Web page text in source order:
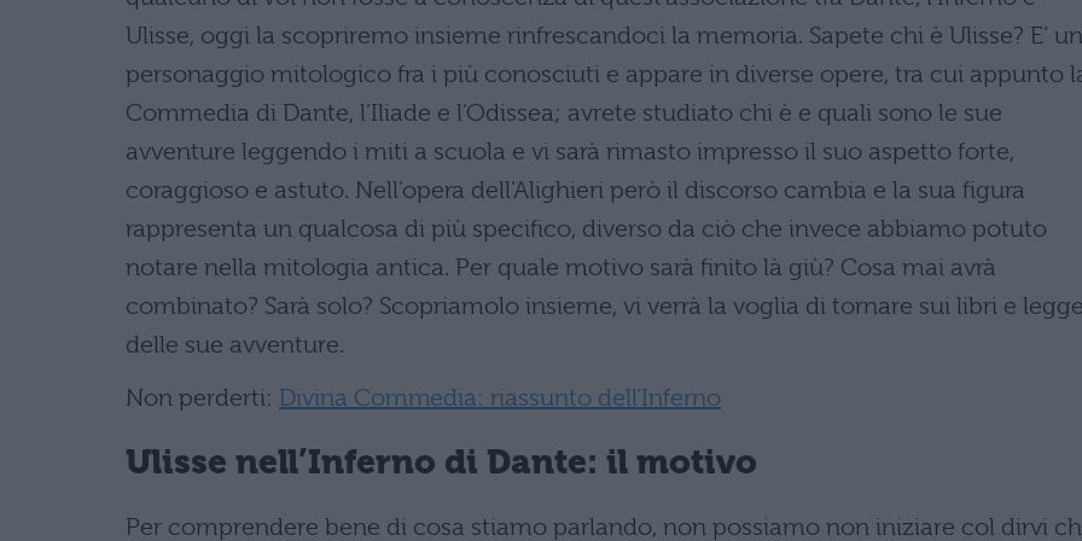
Ulisse, oggi la scopriremo insieme rinfrescandoci la memoria. Sapete chi è Ulisse? E’ un
personaggio mitologico fra i più conosciuti e appare in diverse opere, tra cui appunto
Commedia di Dante, l’Iliade e l’Odissea; avrete studiato chi è e quali sono le sue
avventure leggendo i miti a scuola e vi sarà rimasto impresso il suo aspetto forte,
coraggioso e astuto. Nell’opera dell’Alighieri però il discorso cambia e la sua figura
rappresenta un qualcosa di più specifico, diverso da ciò che invece abbiamo potuto
notare nella mitologia antica. Per quale motivo sarà finito là giù? Cosa mai avrà
combinato? Sarà solo? Scopriamolo insieme, vi verrà la voglia di tornare sui libri e
delle sue avventure.
Non perderti: Divina Commedia: riassunto dell’Inferno
Ulisse nell’Inferno di Dante: il motivo
Per comprendere bene di cosa stiamo parlando, non possiamo non iniziare col dirvi